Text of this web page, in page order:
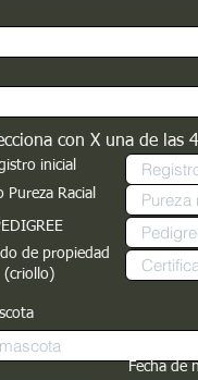
con X una de las
inicial
Pureza Racial
de propiedad
(criollo)
Fecha de